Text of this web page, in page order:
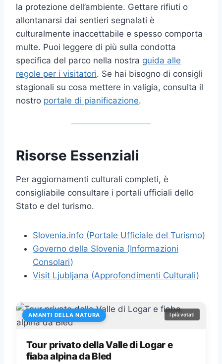
la protezione dell’ambiente. Gettare rifiuti o
allontanarsi dai sentieri segnalati è
culturalmente inaccettabile e spesso comporta
multe. Puoi leggere di più sulla condotta
specifica del parco nella nostra guida alle
regole per i visitatori. Se hai bisogno di consigli
stagionali su cosa mettere in valigia, consulta il
nostro portale di pianificazione.
Risorse Essenziali
Per aggiornamenti culturali completi, è
consigliabile consultare i portali ufficiali dello
Stato e del turismo.
Slovenia.info (Portale Ufficiale del Turismo)
Governo della Slovenia (Informazioni
Consolari)
Visit Ljubljana (Approfondimenti Culturali)
AMANTI DELLA NATURA I più votati
Tour privato della Valle di Logar e
fiaba alpina da Bled